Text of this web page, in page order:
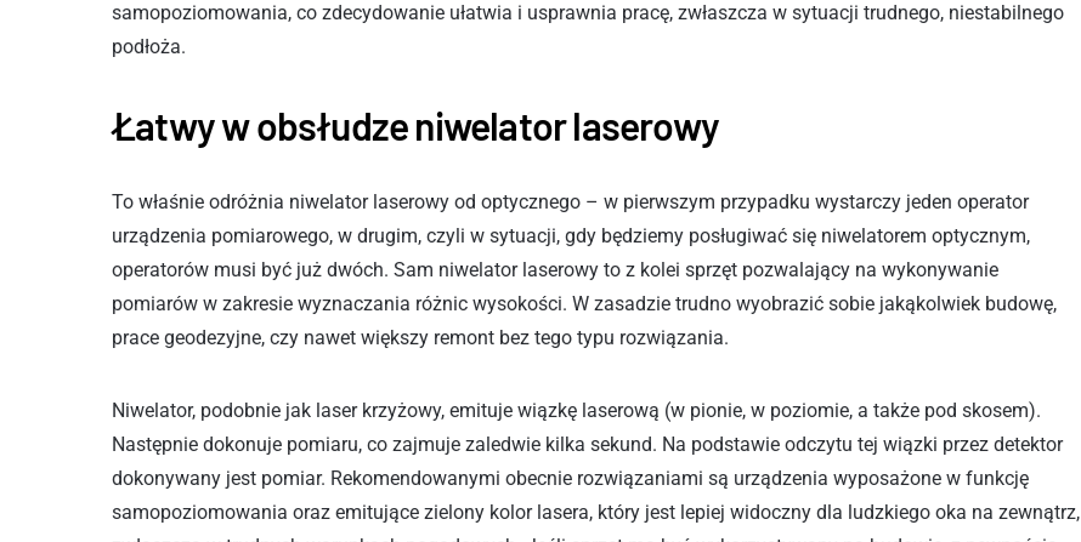
samopoziomowania, co zdecydowanie ułatwia i usprawnia pracę, zwłaszcza w sytuacji trudnego, niestabilnego
podłoża.
Łatwy w obsłudze niwelator laserowy
To właśnie odróżnia niwelator laserowy od optycznego – w pierwszym przypadku wystarczy jeden operator
urządzenia pomiarowego, w drugim, czyli w sytuacji, gdy będziemy posługiwać się niwelatorem optycznym,
operatorów musi być już dwóch. Sam niwelator laserowy to z kolei sprzęt pozwalający na wykonywanie
pomiarów w zakresie wyznaczania różnic wysokości. W zasadzie trudno wyobrazić sobie jakąkolwiek budowę,
prace geodezyjne, czy nawet większy remont bez tego typu rozwiązania.
Niwelator, podobnie jak laser krzyżowy, emituje wiązkę laserową (w pionie, w poziomie, a także pod skosem).
Następnie dokonuje pomiaru, co zajmuje zaledwie kilka sekund. Na podstawie odczytu tej wiązki przez detektor
dokonywany jest pomiar. Rekomendowanymi obecnie rozwiązaniami są urządzenia wyposażone w funkcję
samopoziomowania oraz emitujące zielony kolor lasera, który jest lepiej widoczny dla ludzkiego oka na zewnątrz,